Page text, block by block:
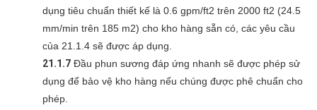
dụng tiêu chuẩn thiết kế là 0.6 gpm/ft2 trên 2000 ft2 (24.5
mm/min trên 185 m2) cho kho hàng sẵn có, các yêu cầu
của 21.1.4 sẽ được áp dụng.
21.1.7 Đầu phun sương đáp ứng nhanh sẽ được phép sử
dụng để bảo vệ kho hàng nếu chúng được phê chuẩn cho
phép.